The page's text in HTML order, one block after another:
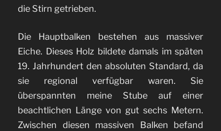
die Stirn getrieben.
Die Hauptbalken bestehen aus massiver
Eiche. Dieses Holz bildete damals im späten
19. Jahrhundert den absoluten Standard, da
sie regional verfügbar waren. Sie
überspannten meine Stube auf einer
beachtlichen Länge von gut sechs Metern.
Zwischen diesen massiven Balken befand